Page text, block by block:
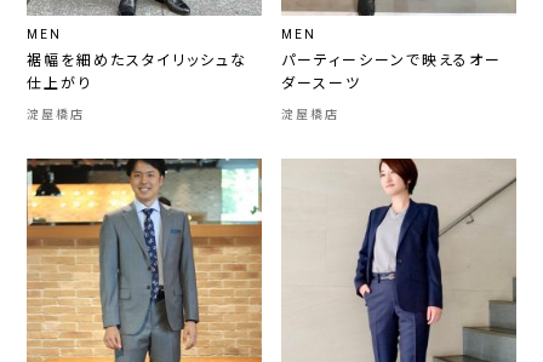
MEN
裾幅を細めたスタイリッシュな
仕上がり
淀屋橋店
MEN
パーティーシーンで映えるオー
ダースーツ
淀屋橋店